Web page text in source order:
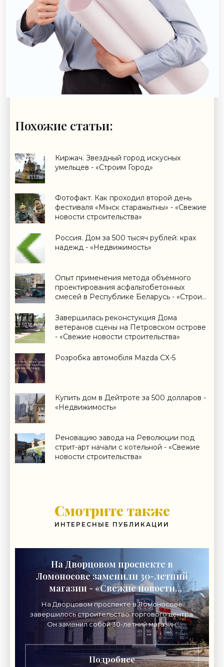
Похожие статьи:
Киржач. Звездный город искусных
умельцев - «Строим Город»
Фотофакт. Как проходил второй день
фестиваля «Мiнск старажытны» - «Свежие
новости строительства»
Россия. Дом за 500 тысяч рублей: крах
надежд - «Недвижимость»
Опыт применения метода объёмного
проектирования асфальтобетонных
смесей в Республике Беларусь - «Строим
Завершилась реконстукция Дома
ветеранов сцены на Петровском острове
- «Свежие новости строительства»
Розробка автомобіля Mazda CX-5
Купить дом в Дейтроте за 500 долларов -
«Недвижимость»
Реновацию завода на Революции под
стрит-арт начали с котельной - «Свежие
новости строительства»
Смотрите также
ИНТЕРЕСНЫЕ ПУБЛИКАЦИИ
На Дворцовом проспекте в
Ломоносове заменили 30-летний
магазин - «Свежие новости
строительства»
На Дворцовом проспекте в Ломоносове
завершилось строительство торгового центра.
Он заменил собой 30-летний магазин.
Одноэтажное кирпичное здание на Дворцовом
проспекте, 16а, было построено
Подробнее